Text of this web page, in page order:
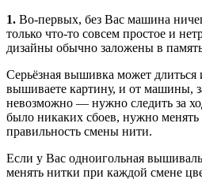
1. Во-первых, без Вас машина
только что-то совсем простое и
дизайны обычно заложены в
Серьёзная вышивка может
вышиваете картину, и от машины,
невозможно — нужно следить за
было никаких сбоев, нужно менять
правильность смены нити.
Если у Вас одноигольная
менять нитки при каждой смене